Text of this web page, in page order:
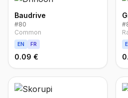
Baudrive
#80
Common
EN FR
0.09 €
#